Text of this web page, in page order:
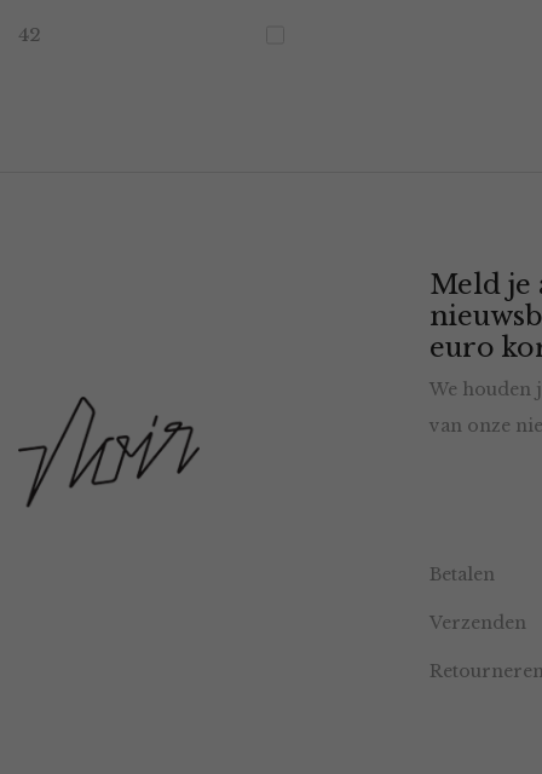
42
Meld je
euro
We houden
van onze
Betalen
Verzenden